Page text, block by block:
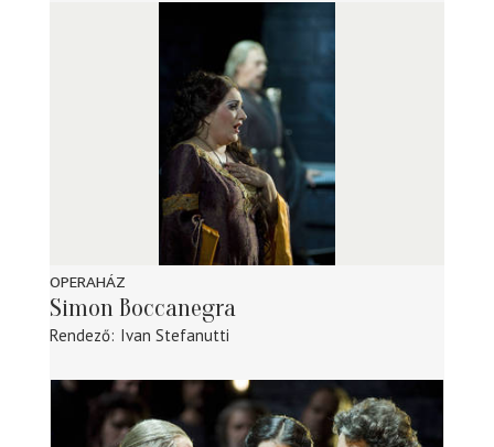
OPERAHÁZ
Simon Boccanegra
Rendező Ivan Stefanutti